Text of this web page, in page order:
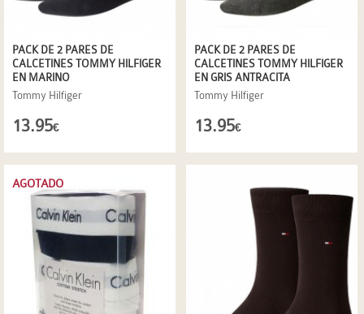
PACK DE 2 PARES DE
CALCETINES TOMMY HILFIGER
EN MARINO
Tommy Hilfiger
13.95€
PACK DE 2 PARES DE
CALCETINES TOMMY HILFIGER
EN GRIS ANTRACITA
Tommy Hilfiger
13.95€
AGOTADO